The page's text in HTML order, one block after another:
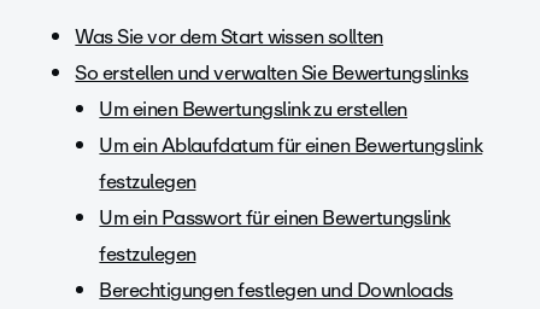
Was Sie vor dem Start wissen sollten
So erstellen und verwalten Sie Bewertungslinks
Um einen Bewertungslink zu erstellen
Um ein Ablaufdatum für einen Bewertungslink
festzulegen
Um ein Passwort für einen Bewertungslink
festzulegen
Berechtigungen festlegen und Downloads